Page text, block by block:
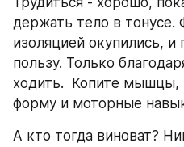
держать тело в тонусе.
изоляцией окупились,
пользу. Только
ходить.  Копите мышцы,
А кто тогда виноват?